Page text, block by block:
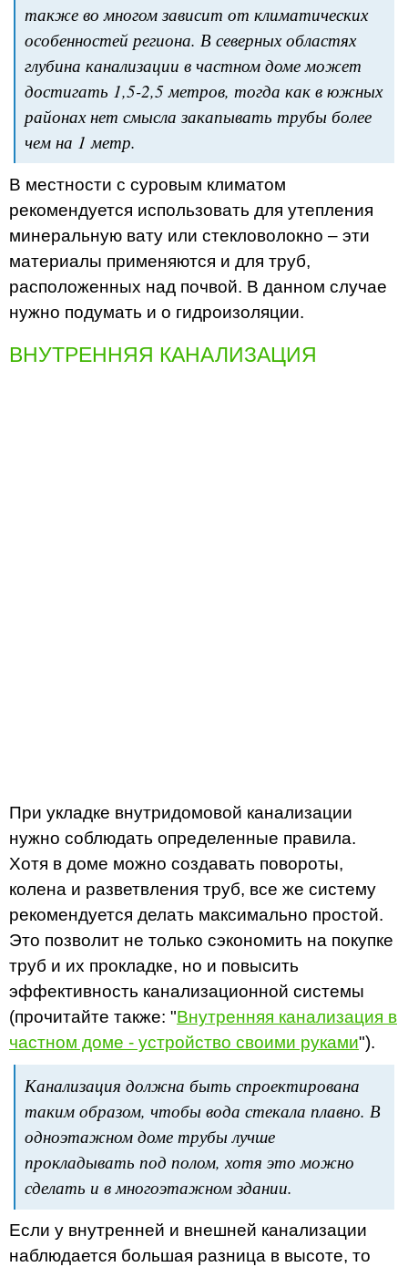
также во многом зависит от климатических
особенностей региона. В северных областях
глубина канализации в частном доме может
достигать 1,5-2,5 метров, тогда как в южных
районах нет смысла закапывать трубы более
чем на 1 метр.
В местности с суровым климатом
рекомендуется использовать для утепления
минеральную вату или стекловолокно – эти
материалы применяются и для труб,
расположенных над почвой. В данном случае
нужно подумать и о гидроизоляции.
ВНУТРЕННЯЯ КАНАЛИЗАЦИЯ
При укладке внутридомовой канализации
нужно соблюдать определенные правила.
Хотя в доме можно создавать повороты,
колена и разветвления труб, все же систему
рекомендуется делать максимально простой.
Это позволит не только сэкономить на покупке
труб и их прокладке, но и повысить
эффективность канализационной системы
(прочитайте также: "Внутренняя канализация в
частном доме - устройство своими руками").
Канализация должна быть спроектирована
таким образом, чтобы вода стекала плавно. В
одноэтажном доме трубы лучше
прокладывать под полом, хотя это можно
сделать и в многоэтажном здании.
Если у внутренней и внешней канализации
наблюдается большая разница в высоте, то